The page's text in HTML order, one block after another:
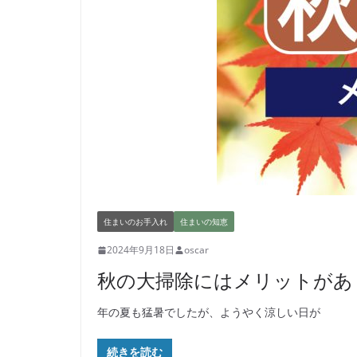
住まいのお手入れ 住まいの知恵
2024年9月18日 oscar
秋の大掃除にはメリットが
年の夏も猛暑でしたが、ようやく涼しい日が
続きを読む